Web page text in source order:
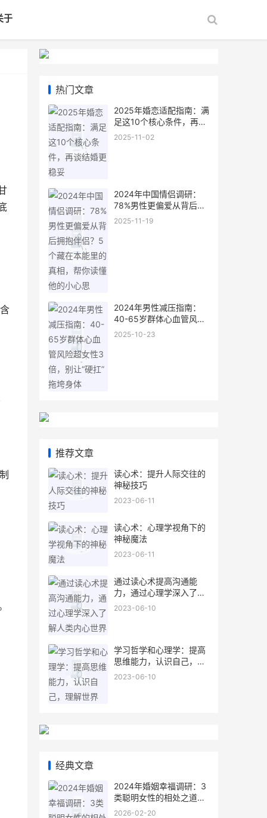
于
热门文章
2025年婚恋适配指南：满
足这10个核心条件，再谈
结婚更稳妥
2025-11-02
2024年中国情侣调研：
78%男性更偏爱从背后拥
抱伴侣？5个藏在本能里
2025-11-19
2024年男性减压指南：
40-65岁群体心血管风险
超女性3倍，别让“硬扛”拖
2025-10-23
推荐文章
读心术：提升人际交往的
神秘技巧
2023-06-11
读心术：心理学视角下的
神秘魔法
2023-06-11
通过读心术提高沟通能
力，通过心理学深入了解
人类内心世界
2023-06-10
学习哲学和心理学：提高
思维能力，认识自己，理
解世界
2023-06-10
经典文章
2024年婚姻幸福调研：3
类聪明女性的相处之道，
90%丈夫认可
2026-02-20